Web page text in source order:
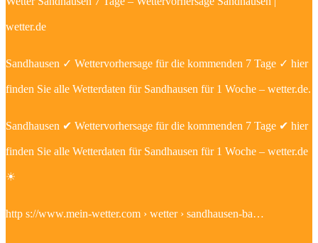
wetter.de
Sandhausen ✓ Wettervorhersage für die kommenden 7 Tage ✓ hier
finden Sie alle Wetterdaten für Sandhausen für 1 Woche – wetter.de.
Sandhausen ✔ Wettervorhersage für die kommenden 7 Tage ✔ hier
finden Sie alle Wetterdaten für Sandhausen für 1 Woche – wetter.de
☀
http s://www.mein-wetter.com › wetter › sandhausen-ba…